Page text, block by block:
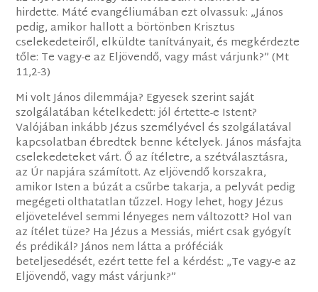
hirdette. Máté evangéliumában ezt olvassuk: „János
pedig, amikor hallott a börtönben Krisztus
cselekedeteiről, elküldte tanítványait, és megkérdezte
tőle: Te vagy-e az Eljövendő, vagy mást várjunk?” (Mt
11,2-3)
Mi volt János dilemmája? Egyesek szerint saját
szolgálatában kételkedett: jól értette-e Istent?
Valójában inkább Jézus személyével és szolgálatával
kapcsolatban ébredtek benne kételyek. János másfajta
cselekedeteket várt. Ő az ítéletre, a szétválasztásra,
az Úr napjára számított. Az eljövendő korszakra,
amikor Isten a búzát a csűrbe takarja, a pelyvát pedig
megégeti olthatatlan tűzzel. Hogy lehet, hogy Jézus
eljövetelével semmi lényeges nem változott? Hol van
az ítélet tüze? Ha Jézus a Messiás, miért csak gyógyít
és prédikál? János nem látta a próféciák
beteljesedését, ezért tette fel a kérdést: „Te vagy-e az
Eljövendő, vagy mást várjunk?”